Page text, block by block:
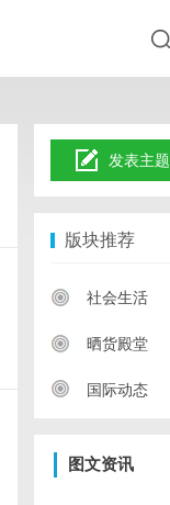
发表主题
版块推荐
社会生活
晒货殿堂
国际动态
图文资讯